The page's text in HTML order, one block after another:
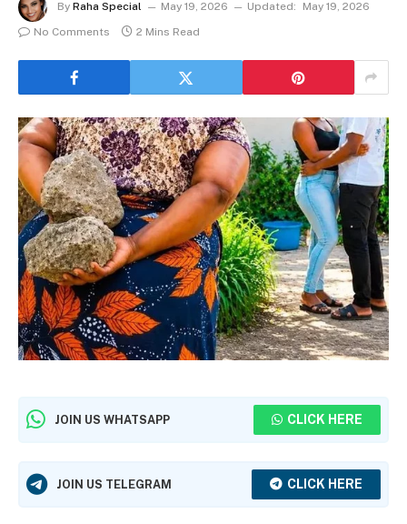
By Raha Special May 19, 2026 Updated:
May 19, 2026
No Comments
2 Mins Read
JOIN US WHATSAPP CLICK HERE
JOIN US TELEGRAM CLICK HERE